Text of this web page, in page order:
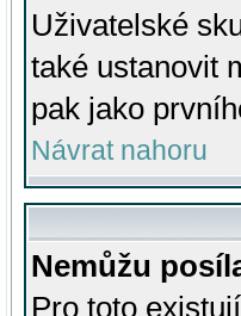
Uživatelské
také ustanovit
pak jako
Návrat nahoru
Nemůžu
Pro toto